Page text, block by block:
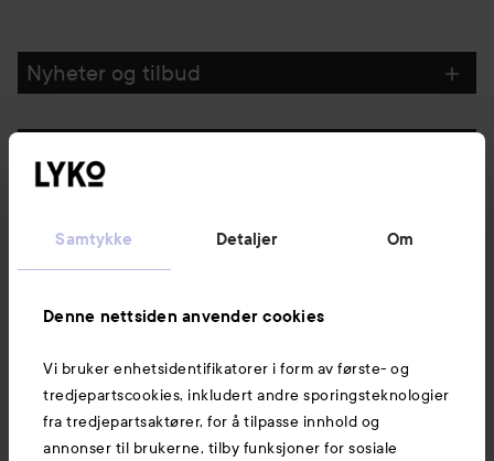
Samtykke Detaljer Om
Denne nettsiden anvender cookies
Vi bruker enhetsidentifikatorer i form av første- og
tredjepartscookies, inkludert andre sporingsteknologier
fra tredjepartsaktører, for å tilpasse innhold og
annonser til brukerne, tilby funksjoner for sosiale
Nyheter og tilbud
Kundeservice
Informasjon
Også av interesse